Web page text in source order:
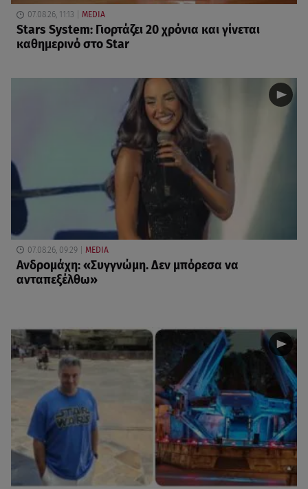
07.08.26, 11:13 MEDIA
Stars System: Γιορτάζει 20 χρόνια και γίνεται
καθημερινό στο Star
07.08.26, 09:29 MEDIA
Ανδρομάχη: «Συγγνώμη. Δεν μπόρεσα να
ανταπεξέλθω»